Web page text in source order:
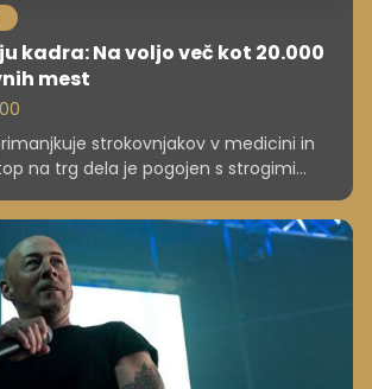
kadra: Na voljo več kot 20.000
mest
strokovnjakov v medicini in
na trg dela je pogojen s strogimi